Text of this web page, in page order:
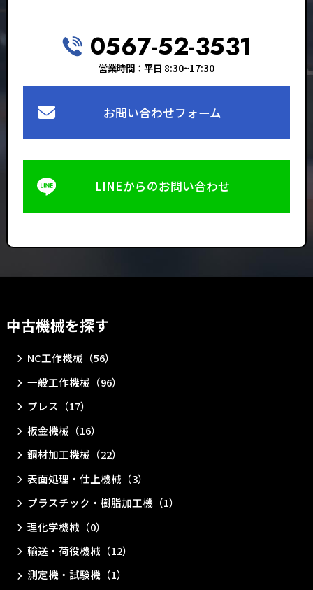
0567-52-3531
営業時間：平日 8:30~17:30
お問い合わせフォーム
LINEからのお問い合わせ
中古機械を探す
NC工作機械（56）
一般工作機械（96）
プレス（17）
板金機械（16）
鋼材加工機械（22）
表面処理・仕上機械（3）
プラスチック・樹脂加工機（1）
理化学機械（0）
輸送・荷役機械（12）
測定機・試験機（1）